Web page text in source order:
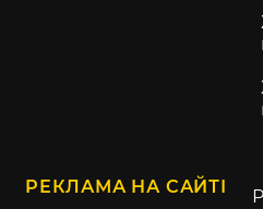
РЕКЛАМА НА САЙТІ